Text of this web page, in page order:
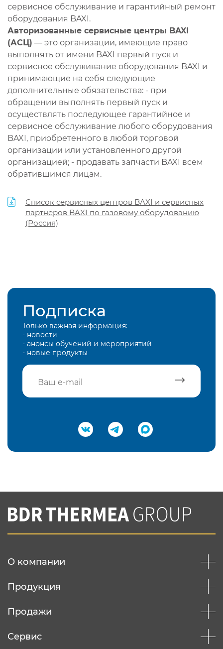
сервисное обслуживание и гарантийный ремонт
оборудования BAXI.
Авторизованные сервисные центры BAXI
(АСЦ) — это организации, имеющие право
выполнять от имени BAXI первый пуск и
сервисное обслуживание оборудования BAXI и
принимающие на себя следующие
дополнительные обязательства: - при
обращении выполнять первый пуск и
осуществлять последующее гарантийное и
сервисное обслуживание любого оборудования
BAXI, приобретенного в любой торговой
организации или установленного другой
организацией; - продавать запчасти BAXI всем
обратившимся лицам.
Список сервисных центров BAXI и сервисных
партнёров BAXI по газовому оборудованию
(Россия)
Подписка
Только важная информация:
- новости
- анонсы обучений и мероприятий
- новые продукты
Подтвердить e-mail
Вы соглашаетесь с нашей политикой
конфеденциальности
О компании
Продукция
Продажи
Сервис